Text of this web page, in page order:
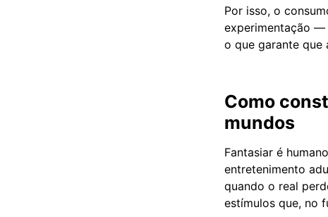
Por isso, o
experimentação —
o que garante que
Como
mundos
Fantasiar é
entretenimento
quando o real
estímulos que, no